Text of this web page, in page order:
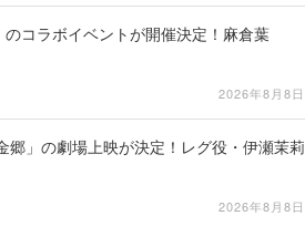
コラボイベントが開催決定！麻倉葉
2026年8月8日
」の劇場上映が決定！レグ役・伊瀬茉莉
2026年8月8日